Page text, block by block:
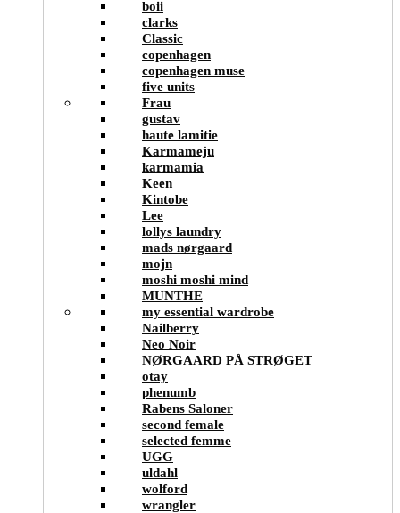
boii
clarks
Classic
copenhagen
copenhagen muse
five units
Frau
gustav
haute lamitie
Karmameju
karmamia
Keen
Kintobe
Lee
lollys laundry
mads nørgaard
mojn
moshi moshi mind
MUNTHE
my essential wardrobe
Nailberry
Neo Noir
NØRGAARD PÅ STRØGET
otay
phenumb
Rabens Saloner
second female
selected femme
UGG
uldahl
wolford
wrangler